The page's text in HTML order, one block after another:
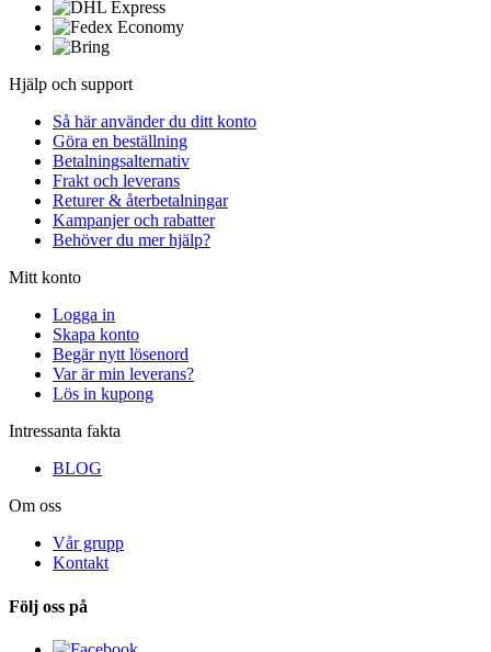
Hjälp och support
Så här använder du ditt konto
Göra en beställning
Betalningsalternativ
Frakt och leverans
Returer & återbetalningar
Kampanjer och rabatter
Behöver du mer hjälp?
Mitt konto
Logga in
Skapa konto
Begär nytt lösenord
Var är min leverans?
Lös in kupong
Intressanta fakta
BLOG
Om oss
Vår grupp
Kontakt
Följ oss på